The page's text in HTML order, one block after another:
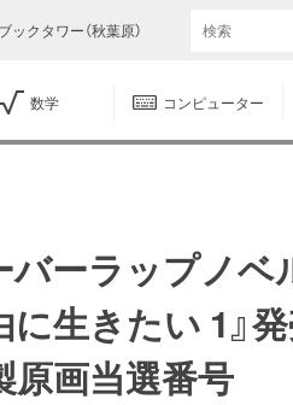
ブックタワー（秋葉原）
数学 コンピューター
バーラップノベ
生きたい 1』
画当選番号